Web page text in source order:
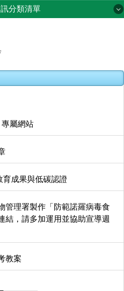
分類清單
屬網站
育成果與低碳認證
管理署製作「防範諾羅病毒食
結，請多加運用並協助宣導週
教案